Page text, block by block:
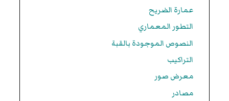
عمارة الضريح
التطور المعماري
النصوص الموجودة بالقبة
التراكيب
معرض صور
مصادر